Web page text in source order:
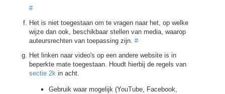
#
Het is niet toegestaan om te vragen naar het, op welke
wijze dan ook, beschikbaar stellen van media, waarop
auteursrechten van toepassing zijn. #
Het linken naar video's op een andere website is in
beperkte mate toegestaan. Houdt hierbij de regels van
sectie 2k in acht.
Gebruik waar mogelijk (YouTube, Facebook,